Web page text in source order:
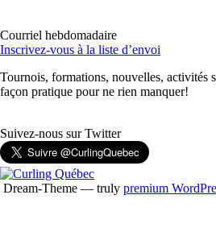
Courriel hebdomadaire
Inscrivez-vous à la liste d’envoi
Tournois, formations, nouvelles, activités
façon pratique pour ne rien manquer!
Suivez-nous sur Twitter
Dream-Theme — truly premium